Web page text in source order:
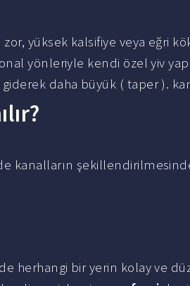
yüksek kalsifiye veya eğri
yönleriyle kendi özel yiv
daha büyük ( taper ).
kanalların
herhangi bir yerin kolay ve